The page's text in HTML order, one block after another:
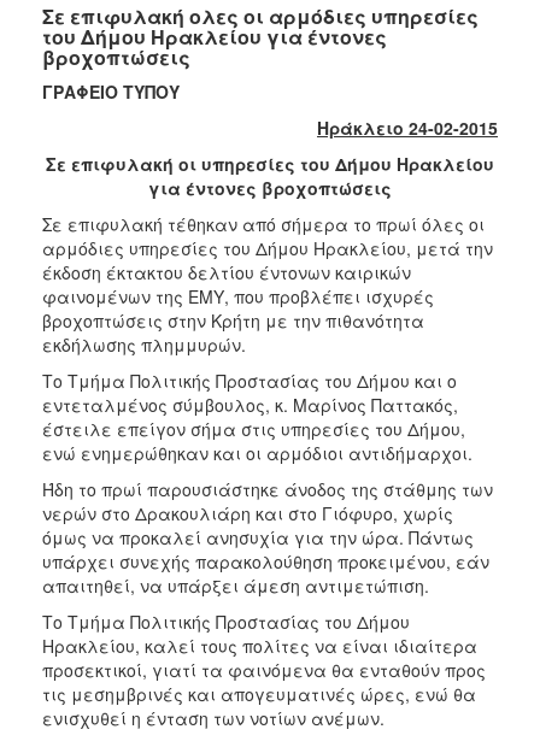
2022
2018
2017
2016
2015
2013
2012
2011
2010
2006
ΠΟΛΙΤΙΣΜΟΣ
ΑΝΘΕΚΤΙΚΗ
Σε επιφυλακή ολες οι αρμόδιες υπηρεσίες
του Δήμου Ηρακλείου για έντονες
βροχοπτώσεις
ΓΡΑΦΕΙΟ ΤΥΠΟΥ
Ηράκλειο 24-02-2015
Σε επιφυλακή οι υπηρεσίες του Δήμου Ηρακλείου
για έντονες βροχοπτώσεις
Σε επιφυλακή τέθηκαν από σήμερα το πρωί όλες οι
αρμόδιες υπηρεσίες του Δήμου Ηρακλείου, μετά την
έκδοση έκτακτου δελτίου έντονων καιρικών
φαινομένων της ΕΜΥ, που προβλέπει ισχυρές
βροχοπτώσεις στην Κρήτη με την πιθανότητα
εκδήλωσης πλημμυρών.
Το Τμήμα Πολιτικής Προστασίας του Δήμου και ο
εντεταλμένος σύμβουλος, κ. Μαρίνος Παττακός,
έστειλε επείγον σήμα στις υπηρεσίες του Δήμου,
ενώ ενημερώθηκαν και οι αρμόδιοι αντιδήμαρχοι.
Ήδη το πρωί παρουσιάστηκε άνοδος της στάθμης των
νερών στο Δρακουλιάρη και στο Γιόφυρο, χωρίς
όμως να προκαλεί ανησυχία για την ώρα. Πάντως
υπάρχει συνεχής παρακολούθηση προκειμένου, εάν
απαιτηθεί, να υπάρξει άμεση αντιμετώπιση.
Το Τμήμα Πολιτικής Προστασίας του Δήμου
Ηρακλείου, καλεί τους πολίτες να είναι ιδιαίτερα
προσεκτικοί, γιατί τα φαινόμενα θα ενταθούν προς
τις μεσημβρινές και απογευματινές ώρες, ενώ θα
ενισχυθεί η ένταση των νοτίων ανέμων.